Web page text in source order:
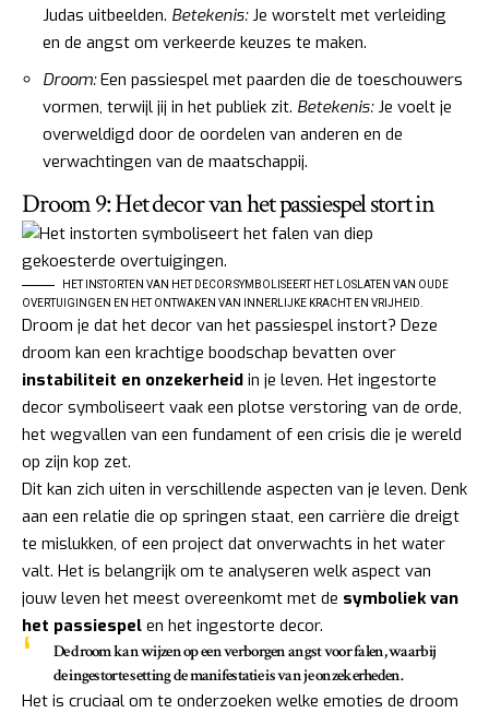
Judas uitbeelden. Betekenis:Je worstelt met verleiding
en de angst om verkeerde keuzes te maken.
Droom:Een passiespel met paarden die de toeschouwers
vormen, terwijl jij in het publiek zit. Betekenis:Je voelt je
overweldigd door de oordelen van anderen en de
verwachtingen van de maatschappij.
Droom 9: Het decor van het passiespel stort in
HET INSTORTEN VAN HET DECOR SYMBOLISEERT HET LOSLATEN VAN OUDE
OVERTUIGINGEN EN HET ONTWAKEN VAN INNERLIJKE KRACHT EN VRIJHEID.
Droom je dat het decor van het passiespel instort? Deze
droom kan een krachtige boodschap bevatten over
instabiliteit en onzekerheid in je leven. Het ingestorte
decor symboliseert vaak een plotse verstoring van de orde,
het wegvallen van een fundament of een crisis die je wereld
op zijn kop zet.
Dit kan zich uiten in verschillende aspecten van je leven. Denk
aan een relatie die op springen staat, een carrière die dreigt
te mislukken, of een project dat onverwachts in het water
valt. Het is belangrijk om te analyseren welk aspect van
jouw leven het meest overeenkomt met de symboliek van
het passiespel en het ingestorte decor.
De droom kan wijzen op een verborgen angst voor falen, waarbij
de ingestorte setting de manifestatie is van je onzekerheden.
Het is cruciaal om te onderzoeken welke emoties de droom